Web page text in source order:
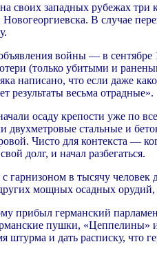
своих западных рубежах
В случае
войны — в
(только убитыми и
написано, что если даже
результаты весьма отрадные».
осаду крепости уже по
стальные и
Чисто для контекста —
долг, и начал разбегаться.
гарнизоном в тысячу
мощных осадных орудий,
прибыл германский
пушки, «Цеппелины»
и дать расписку, что